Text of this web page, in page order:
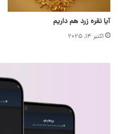
آیا نقره زرد هم داریم
اکتبر 14, 2025